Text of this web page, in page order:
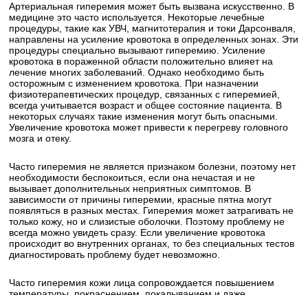
Артериальная гиперемия может быть вызвана искусственно. В
медицине это часто используется. Некоторые лечебные
процедуры, такие как УВЧ, магнитотерапия и токи Дарсонваля,
направлены на усиление кровотока в определенных зонах. Эти
процедуры специально вызывают гиперемию. Усиление
кровотока в пораженной области положительно влияет на
лечение многих заболеваний. Однако необходимо быть
осторожным с изменением кровотока. При назначении
физиотерапевтических процедур, связанных с гиперемией,
всегда учитывается возраст и общее состояние пациента. В
некоторых случаях такие изменения могут быть опасными.
Увеличение кровотока может привести к перегреву головного
мозга и отеку.
Часто гиперемия не является признаком болезни, поэтому нет
необходимости беспокоиться, если она нечастая и не
вызывает дополнительных неприятных симптомов. В
зависимости от причины гиперемии, красные пятна могут
появляться в разных местах. Гиперемия может затрагивать не
только кожу, но и слизистые оболочки. Поэтому проблему не
всегда можно увидеть сразу. Если увеличение кровотока
происходит во внутренних органах, то без специальных тестов
диагностировать проблему будет невозможно.
Часто гиперемия кожи лица сопровождается повышением